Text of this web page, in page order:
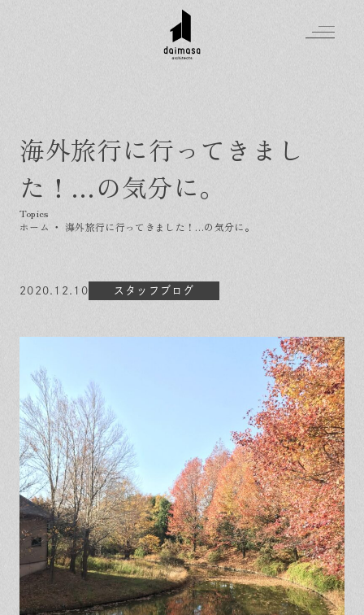
海外旅行に行ってきまし
た！…の気分に。
ホーム ・ 海外旅行に行ってきました！…の気分に。
2020.12.10 スタッフブログ
Greeting
はじめましての方へ
Made in DAIMASA
私たちの想い
素材のこだわり
家づくりの流れ
ヒノキプロジェクト
For customer
スタイル集
お客様の声
木材辞典
お知らせ
Company
お問い合わせ
In
st
ag
ra
m
Fa
ce
bo
ok
LI
N
E
Event Contact